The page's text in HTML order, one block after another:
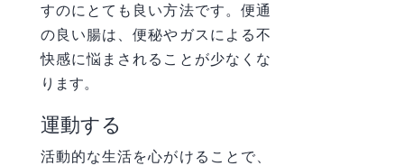
すのにとても良い方法です。便通
の良い腸は、便秘やガスによる不
快感に悩まされることが少なくな
ります。
運動する
活動的な生活を心がけることで、